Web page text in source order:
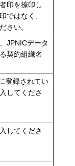
印を捺印し
ではなく、
さい。
JPNICデータ
契約組織名
登録されてい
してくださ
してくださ